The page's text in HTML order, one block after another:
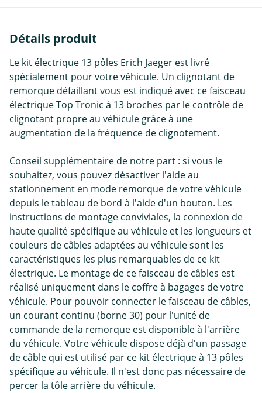
Détails produit
Le kit électrique 13 pôles Erich Jaeger est livré
spécialement pour votre véhicule. Un clignotant de
remorque défaillant vous est indiqué avec ce faisceau
électrique Top Tronic à 13 broches par le contrôle de
clignotant propre au véhicule grâce à une
augmentation de la fréquence de clignotement.
Conseil supplémentaire de notre part : si vous le
souhaitez, vous pouvez désactiver l'aide au
stationnement en mode remorque de votre véhicule
depuis le tableau de bord à l'aide d'un bouton. Les
instructions de montage conviviales, la connexion de
haute qualité spécifique au véhicule et les longueurs et
couleurs de câbles adaptées au véhicule sont les
caractéristiques les plus remarquables de ce kit
électrique. Le montage de ce faisceau de câbles est
réalisé uniquement dans le coffre à bagages de votre
véhicule. Pour pouvoir connecter le faisceau de câbles,
un courant continu (borne 30) pour l'unité de
commande de la remorque est disponible à l'arrière
du véhicule. Votre véhicule dispose déjà d'un passage
de câble qui est utilisé par ce kit électrique à 13 pôles
spécifique au véhicule. Il n'est donc pas nécessaire de
percer la tôle arrière du véhicule.